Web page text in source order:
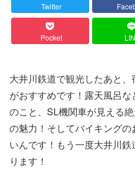
Twitter
Pocket
大井川鉄道で観光したあと
がおすすめです！露天風呂
のこと、SL機関車が見える
の魅力！そしてバイキング
いんです！もう一度大井川
ります！